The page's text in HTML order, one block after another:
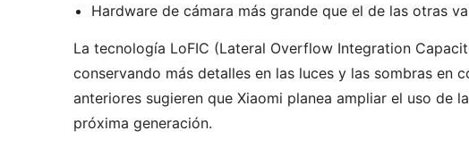
Hardware de cámara más grande que el de las otras
La tecnología LoFIC (Lateral Overflow Integration
conservando más detalles en las luces y las sombras en
anteriores sugieren que Xiaomi planea ampliar el uso de
próxima generación.